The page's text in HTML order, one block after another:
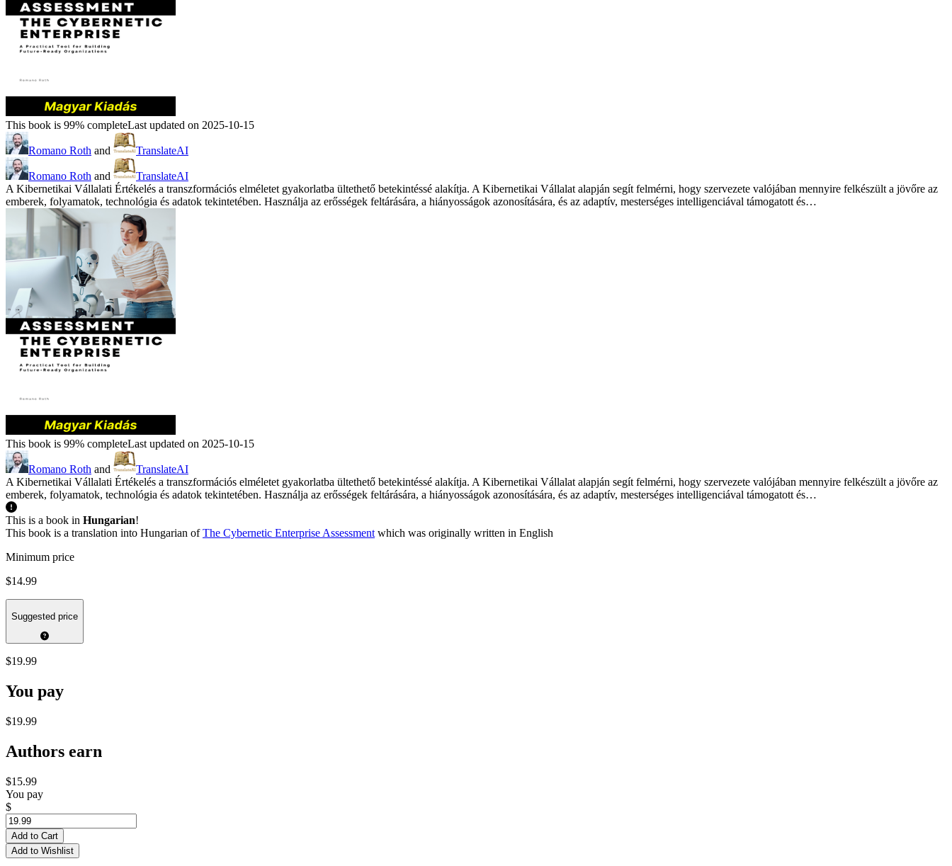
This book is 99% completeLast updated on 2025-10-15
Romano Roth and TranslateAI
Romano Roth and
TranslateAI
A Kibernetikai Vállalati Értékelés a transzformációs elméletet gyakorlatba ültethető betekintéssé alakítja. A Kibernetikai Vállalat alapján segít felmérni, hogy szervezete valójában mennyire felkészült a jövőre az
emberek, folyamatok, technológia és adatok tekintetében. Használja az erősségek feltárására, a hiányosságok azonosítására, és az adaptív, mesterséges intelligenciával támogatott és…
This book is 99% completeLast updated on 2025-10-15
Romano Roth and
TranslateAI
A Kibernetikai Vállalati Értékelés a transzformációs elméletet gyakorlatba ültethető betekintéssé alakítja. A Kibernetikai Vállalat alapján segít felmérni, hogy szervezete valójában mennyire felkészült a jövőre az
emberek, folyamatok, technológia és adatok tekintetében. Használja az erősségek feltárására, a hiányosságok azonosítására, és az adaptív, mesterséges intelligenciával támogatott és…
This is a book in Hungarian!
This book is a translation into Hungarian ofThe Cybernetic Enterprise Assessmentwhich was originally written in English
Minimum price
$14.99
Suggested price
$19.99
You pay
$19.99
Authors earn
$15.99
You pay
$
Add to Cart
Add to Wishlist